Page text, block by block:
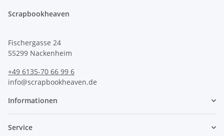
Scrapbookheaven
Fischergasse 24
55299 Nackenheim
+49 6135-70 66 99 6
info@scrapbookheaven.de
Informationen
Service